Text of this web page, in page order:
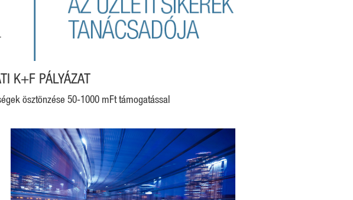
K+F PÁLYÁZAT
ösztönzése 50-1000 mFt támogatással